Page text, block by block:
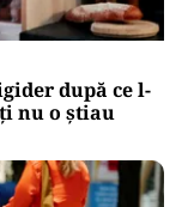
după ce l-
nu o știau